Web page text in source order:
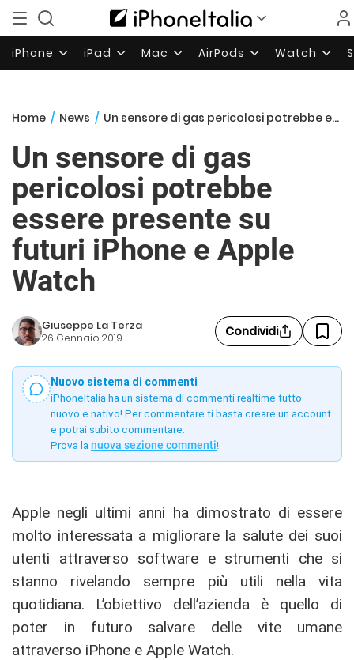
iPhone iPad Mac AirPods Watch
Home / News / Un sensore di gas pericolosi potrebbe essere presente su futuri iPhone e Apple Watch
Un sensore di gas
pericolosi potrebbe
essere presente su
futuri iPhone e Apple
Watch
Giuseppe La Terza
26 Gennaio 2019 Condividi
Nuovo sistema di commenti
iPhoneItalia ha un sistema di commenti realtime tutto
nuovo e nativo! Per commentare ti basta creare un account
e potrai subito commentare.
Prova la nuova sezione commenti!
Apple negli ultimi anni ha dimostrato di essere
molto interessata a migliorare la salute dei suoi
utenti attraverso software e strumenti che si
stanno rivelando sempre più utili nella vita
quotidiana. L’obiettivo dell’azienda è quello di
poter in futuro salvare delle vite umane
attraverso iPhone e Apple Watch.